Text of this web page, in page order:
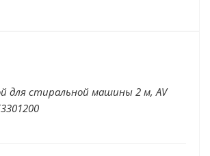
для стиральной машины 2 м, AV